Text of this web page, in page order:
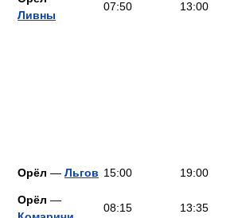
Ливны
07:50 13:00
Орёл — Льгов 15:00 19:00
Орёл —
08:15 13:35